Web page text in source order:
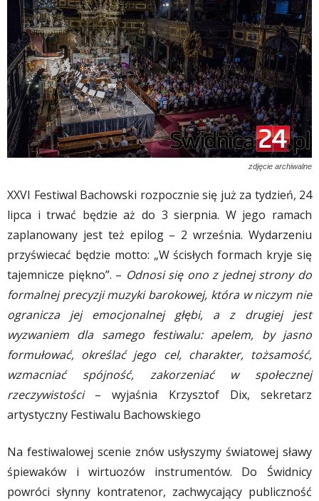
zdjęcie archiwalne
XXVI Festiwal Bachowski rozpocznie się już za tydzień, 24
lipca i trwać będzie aż do 3 sierpnia. W jego ramach
zaplanowany jest też epilog – 2 września. Wydarzeniu
przyświecać będzie motto: „W ścisłych formach kryje się
tajemnicze piękno”. – Odnosi się ono z jednej strony do
formalnej precyzji muzyki barokowej, która w niczym nie
ogranicza jej emocjonalnej głębi, a z drugiej jest
wyzwaniem dla samego festiwalu: apelem, by jasno
formułować, określać jego cel, charakter, tożsamość,
wzmacniać spójność, zakorzeniać w społecznej
rzeczywistości– wyjaśnia Krzysztof Dix, sekretarz
artystyczny Festiwalu Bachowskiego
Na festiwalowej scenie znów usłyszymy światowej sławy
śpiewaków i wirtuozów instrumentów. Do Świdnicy
powróci słynny kontratenor, zachwycający publiczność